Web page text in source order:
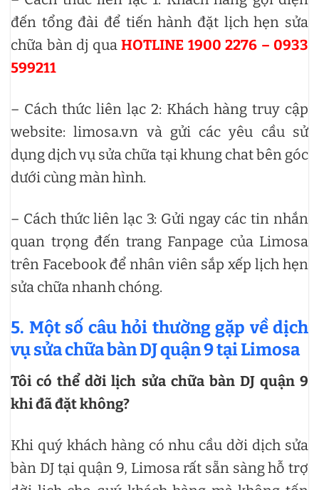
đến tổng đài để tiến hành đặt lịch hẹn sửa
chữa bàn dj qua HOTLINE 1900 2276 – 0933
599211
– Cách thức liên lạc 2: Khách hàng truy cập
website: limosa.vn và gửi các yêu cầu sử
dụng dịch vụ sửa chữa tại khung chat bên góc
dưới cùng màn hình.
– Cách thức liên lạc 3: Gửi ngay các tin nhắn
quan trọng đến trang Fanpage của Limosa
trên Facebook để nhân viên sắp xếp lịch hẹn
sửa chữa nhanh chóng.
5. Một số câu hỏi thường gặp về dịch
vụ sửa chữa bàn DJ quận 9 tại Limosa
Tôi có thể dời lịch sửa chữa bàn DJ quận 9
khi đã đặt không?
Khi quý khách hàng có nhu cầu dời dịch sửa
bàn DJ tại quận 9, Limosa rất sẵn sàng hỗ trợ